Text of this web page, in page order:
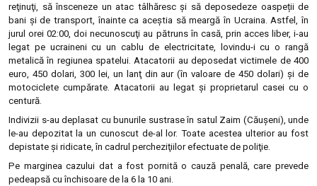
reţinuţi, să însceneze un atac tâlhăresc şi să deposedeze oaspeții de
bani şi de transport, înainte ca aceştia să meargă în Ucraina. Astfel, în
jurul orei 02:00, doi necunoscuţi au pătruns în casă, prin acces liber, i-au
legat pe ucraineni cu un cablu de electricitate, lovindu-i cu o rangă
metalică în regiunea spatelui. Atacatorii au deposedat victimele de 400
euro, 450 dolari, 300 lei, un lanţ din aur (în valoare de 450 dolari) şi de
motociclete cumpărate. Atacatorii au legat și proprietarul casei cu o
centură.
Indivizii s-au deplasat cu bunurile sustrase în satul Zaim (Căuşeni), unde
le-au depozitat la un cunoscut de-al lor. Toate acestea ulterior au fost
depistate şi ridicate, în cadrul percheziţiilor efectuate de poliţie.
Pe marginea cazului dat a fost pornită o cauză penală, care prevede
pedeapsă cu închisoare de la 6 la 10 ani.